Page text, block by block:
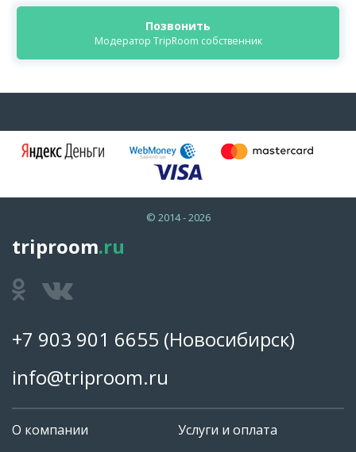
Позвонить
Модератор TripRoom собственник
© 2014 - 2026
triproom.ru
+7 903 901 6655 (Новосибирск)
info@triproom.ru
О компании
Услуги и оплата